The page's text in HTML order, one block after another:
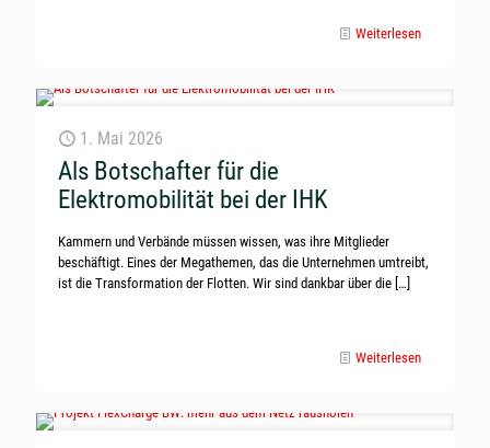
Weiterlesen
1. Mai 2026
Als Botschafter für die
Elektromobilität bei der IHK
Kammern und Verbände müssen wissen, was ihre Mitglieder
beschäftigt. Eines der Megathemen, das die Unternehmen umtreibt,
ist die Transformation der Flotten. Wir sind dankbar über die […]
Weiterlesen